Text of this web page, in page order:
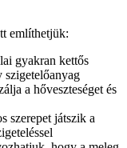
említhetjük:
gyakran kettős
szigetelőanyag
a hőveszteséget és
szerepet játszik a